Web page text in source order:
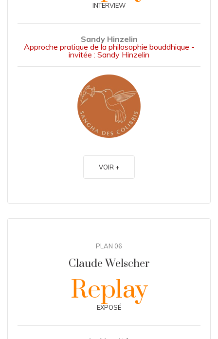
INTERVIEW
Sandy Hinzelin
Approche pratique de la philosophie bouddhique -
invitée : Sandy Hinzelin
VOIR +
PLAN 06
Claude Welscher
Replay
EXPOSÉ